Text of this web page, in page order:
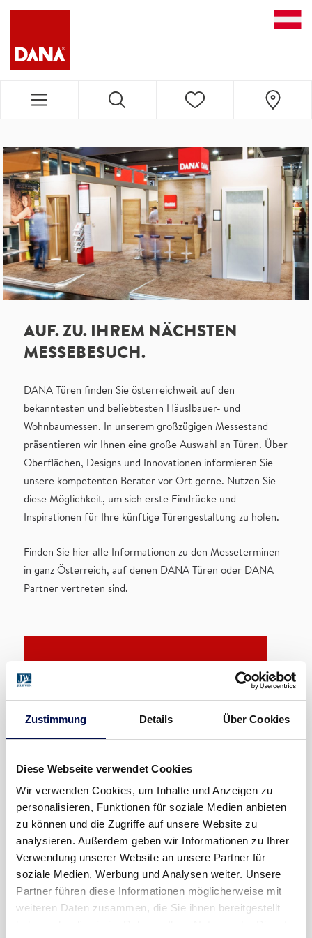
Zustimmung Details Über Cookies
Diese Webseite verwendet Cookies
Wir verwenden Cookies, um Inhalte und Anzeigen zu
personalisieren, Funktionen für soziale Medien anbieten
zu können und die Zugriffe auf unsere Website zu
analysieren. Außerdem geben wir Informationen zu Ihrer
Verwendung unserer Website an unsere Partner für
soziale Medien, Werbung und Analysen weiter. Unsere
Partner führen diese Informationen möglicherweise mit
weiteren Daten zusammen, die Sie ihnen bereitgestellt
DANA NAVIGATION
AUF. ZU. IHREM NÄCHSTEN
MESSEBESUCH.
DANA Türen finden Sie österreichweit auf den
bekanntesten und beliebtesten Häuslbauer- und
Wohnbaumessen. In unserem großzügigen Messestand
präsentieren wir Ihnen eine große Auswahl an Türen. Über
Oberflächen, Designs und Innovationen informieren Sie
unsere kompetenten Berater vor Ort gerne. Nutzen Sie
diese Möglichkeit, um sich erste Eindrücke und
Inspirationen für Ihre künftige Türengestaltung zu holen.
Finden Sie hier alle Informationen zu den Messeterminen
in ganz Österreich, auf denen DANA Türen oder DANA
Partner vertreten sind.
Aktuell sind wir leider auf keiner Messe